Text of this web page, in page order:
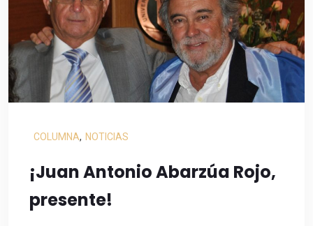
COLUMNA, NOTICIAS
¡Juan Antonio Abarzúa Rojo,
presente!